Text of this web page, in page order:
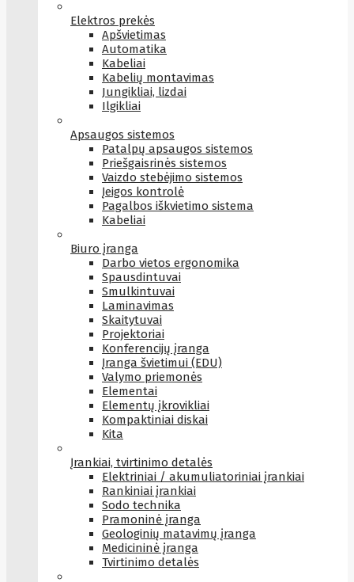
Elektros prekės
Apšvietimas
Automatika
Kabeliai
Kabelių montavimas
Jungikliai, lizdai
Ilgikliai
Apsaugos sistemos
Patalpų apsaugos sistemos
Priešgaisrinės sistemos
Vaizdo stebėjimo sistemos
Įeigos kontrolė
Pagalbos iškvietimo sistema
Kabeliai
Biuro įranga
Darbo vietos ergonomika
Spausdintuvai
Smulkintuvai
Laminavimas
Skaitytuvai
Projektoriai
Konferencijų įranga
Įranga švietimui (EDU)
Valymo priemonės
Elementai
Elementų įkrovikliai
Kompaktiniai diskai
Kita
Įrankiai, tvirtinimo detalės
Elektriniai / akumuliatoriniai įrankiai
Rankiniai įrankiai
Sodo technika
Pramoninė įranga
Geologinių matavimų įranga
Medicininė įranga
Tvirtinimo detalės